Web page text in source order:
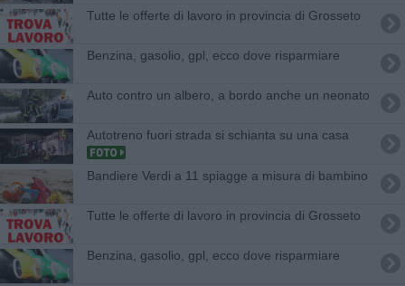
​Tutte le offerte di lavoro in provincia di Grosseto
​Benzina, gasolio, gpl, ecco dove risparmiare
Auto contro un albero, a bordo anche un neonato
Autotreno fuori strada si schianta su una casa
Bandiere Verdi a 11 spiagge a misura di bambino
​Tutte le offerte di lavoro in provincia di Grosseto
​Benzina, gasolio, gpl, ecco dove risparmiare